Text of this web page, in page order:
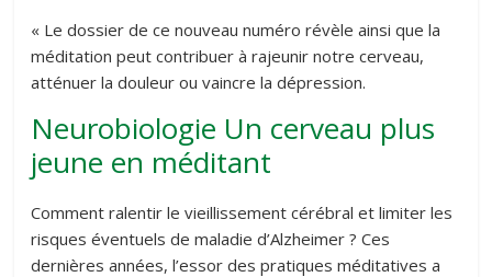
« Le dossier de ce nouveau numéro révèle ainsi que la
méditation peut contribuer à rajeunir notre cerveau,
atténuer la douleur ou vaincre la dépression.
Neurobiologie Un cerveau plus
jeune en méditant
Comment ralentir le vieillissement cérébral et limiter les
risques éventuels de maladie d’Alzheimer ? Ces
dernières années, l’essor des pratiques méditatives a